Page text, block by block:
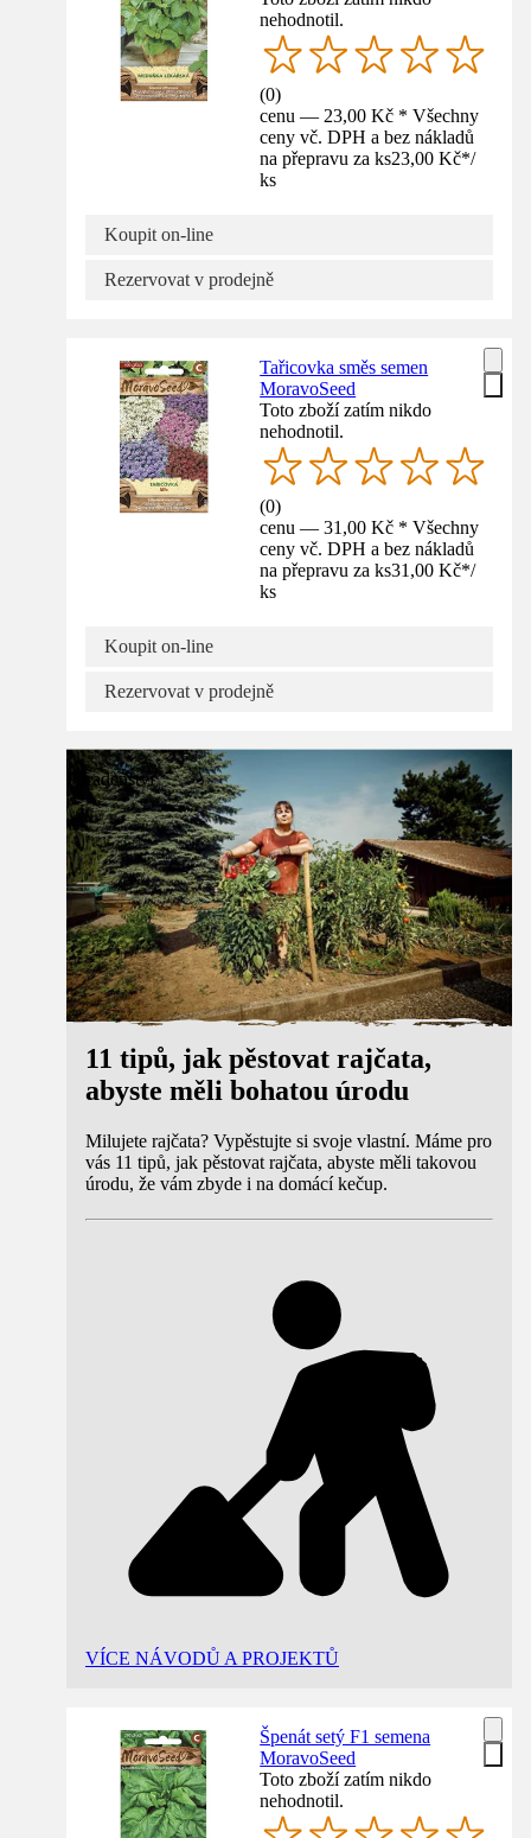
nehodnotil.
(0)
cenu — 23,00 Kč * Všechny
ceny vč. DPH a bez nákladů
na přepravu za ks23,00 Kč*/
ks
Koupit on-line
Rezervovat v prodejně
Tařicovka směs semen
MoravoSeed
Toto zboží zatím nikdo
nehodnotil.
(0)
cenu — 31,00 Kč * Všechny
ceny vč. DPH a bez nákladů
na přepravu za ks31,00 Kč*/
ks
Koupit on-line
Rezervovat v prodejně
Poradenství
11 tipů, jak pěstovat rajčata,
abyste měli bohatou úrodu
Milujete rajčata? Vypěstujte si svoje vlastní. Máme pro
vás 11 tipů, jak pěstovat rajčata, abyste měli takovou
úrodu, že vám zbyde i na domácí kečup.
VÍCE NÁVODŮ A PROJEKTŮ
Špenát setý F1 semena
MoravoSeed
Toto zboží zatím nikdo
nehodnotil.